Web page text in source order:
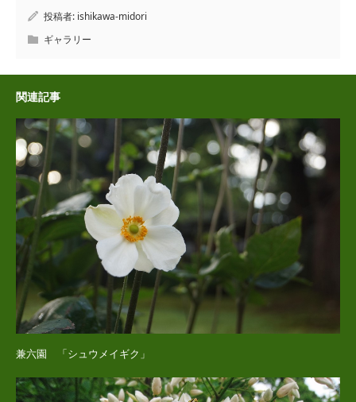
投稿者: ishikawa-midori
ギャラリー
関連記事
兼六園 「シュウメイギク」